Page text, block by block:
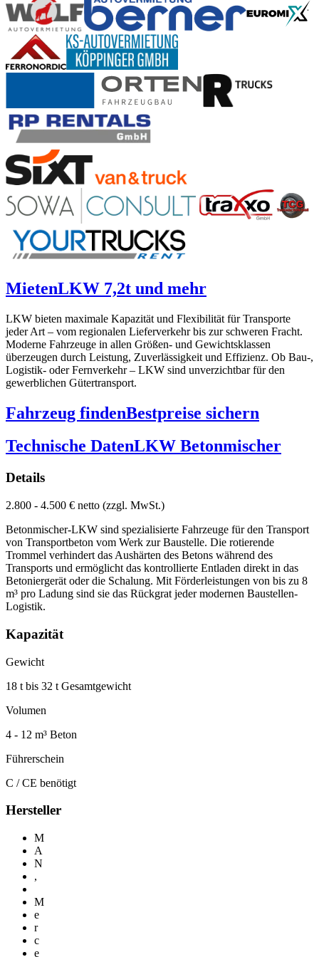
MietenLKW 7,2t und mehr
LKW bieten maximale Kapazität und Flexibilität für Transporte
jeder Art – vom regionalen Lieferverkehr bis zur schweren Fracht.
Moderne Fahrzeuge in allen Größen- und Gewichtsklassen
überzeugen durch Leistung, Zuverlässigkeit und Effizienz. Ob Bau-,
Logistik- oder Fernverkehr – LKW sind unverzichtbar für den
gewerblichen Gütertransport.
Fahrzeug findenBestpreise sichern
Technische DatenLKW Betonmischer
Details
2.800 - 4.500 € netto (zzgl. MwSt.)
Betonmischer-LKW sind spezialisierte Fahrzeuge für den Transport
von Transportbeton vom Werk zur Baustelle. Die rotierende
Trommel verhindert das Aushärten des Betons während des
Transports und ermöglicht das kontrollierte Entladen direkt in das
Betoniergerät oder die Schalung. Mit Förderleistungen von bis zu 8
m³ pro Ladung sind sie das Rückgrat jeder modernen Baustellen-
Logistik.
Kapazität
Gewicht
18 t bis 32 t Gesamtgewicht
Volumen
4 - 12 m³ Beton
Führerschein
C / CE benötigt
Hersteller
M
A
N
,
M
e
r
c
e